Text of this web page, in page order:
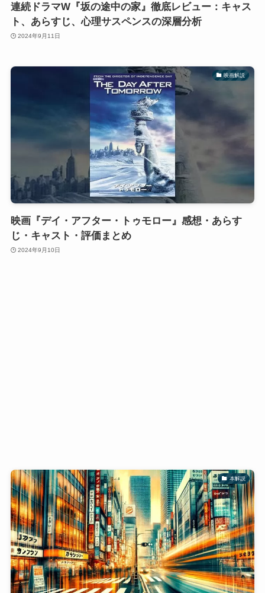
連続ドラマW『坂の途中の家』徹底レビュー：キャス
ト、あらすじ、心理サスペンスの深層分析
2024年9月11日
映画解説
映画『デイ・アフター・トゥモロー』感想・あらす
じ・キャスト・評価まとめ
2024年9月10日
本解説